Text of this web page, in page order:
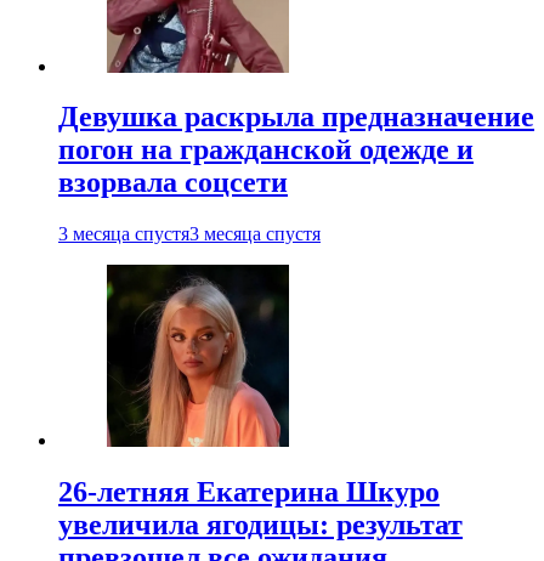
Девушка раскрыла предназначение
погон на гражданской одежде и
взорвала соцсети
3 месяца спустя3 месяца спустя
26-летняя Екатерина Шкуро
увеличила ягодицы: результат